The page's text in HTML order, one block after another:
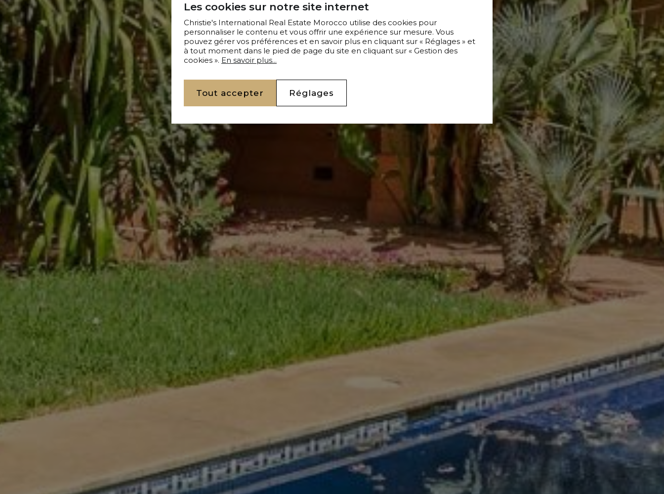
Les cookies sur notre site internet
Christie's International Real Estate Morocco utilise des cookies pour
personnaliser le contenu et vous offrir une expérience sur mesure. Vous
pouvez gérer vos préférences et en savoir plus en cliquant sur « Réglages » et
à tout moment dans le pied de page du site en cliquant sur « Gestion des
cookies ». En savoir plus...
Tout accepter Réglages